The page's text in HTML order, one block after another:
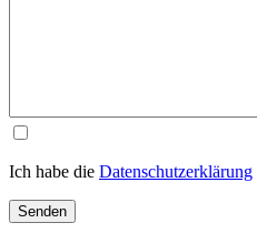
Ich habe die Datenschutzerklärung